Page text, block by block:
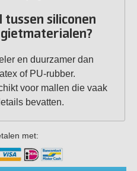
siliconen
en duurzamer dan
of PU-rubber.
voor mallen die vaak
bevatten.
met: